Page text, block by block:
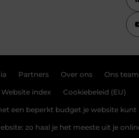
Partners Over ons Ons team
Website index Cookiebeleid (EU)
een beperkt budget je website kunt
zo haal je het meeste uit je